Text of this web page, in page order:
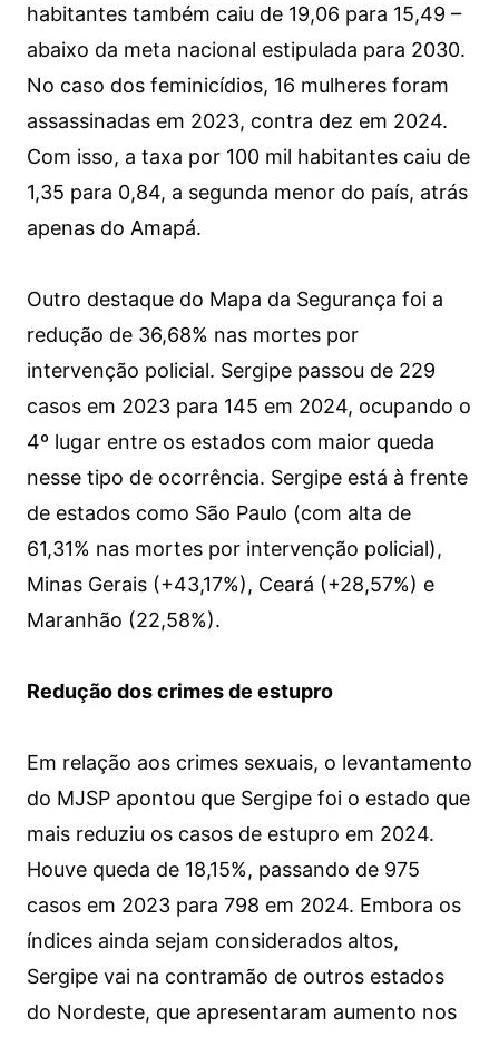
habitantes também caiu de 19,06 para 15,49 –
abaixo da meta nacional estipulada para 2030.
No caso dos feminicídios, 16 mulheres foram
assassinadas em 2023, contra dez em 2024.
Com isso, a taxa por 100 mil habitantes caiu de
1,35 para 0,84, a segunda menor do país, atrás
apenas do Amapá.
Outro destaque do Mapa da Segurança foi a
redução de 36,68% nas mortes por
intervenção policial. Sergipe passou de 229
casos em 2023 para 145 em 2024, ocupando o
4º lugar entre os estados com maior queda
nesse tipo de ocorrência. Sergipe está à frente
de estados como São Paulo (com alta de
61,31% nas mortes por intervenção policial),
Minas Gerais (+43,17%), Ceará (+28,57%) e
Maranhão (22,58%).
Redução dos crimes de estupro
Em relação aos crimes sexuais, o levantamento
do MJSP apontou que Sergipe foi o estado que
mais reduziu os casos de estupro em 2024.
Houve queda de 18,15%, passando de 975
casos em 2023 para 798 em 2024. Embora os
índices ainda sejam considerados altos,
Sergipe vai na contramão de outros estados
do Nordeste, que apresentaram aumento nos